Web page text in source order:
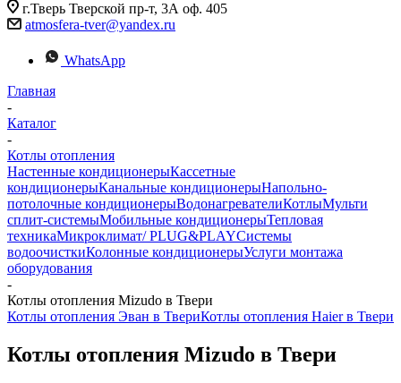
г.Тверь Тверской пр-т, 3А оф. 405
atmosfera-tver@yandex.ru
WhatsApp
Главная
-
Каталог
-
Котлы отопления
Настенные кондиционерыКассетные
кондиционерыКанальные кондиционерыНапольно-
потолочные кондиционерыВодонагревателиКотлыМульти
сплит-системыМобильные кондиционерыТепловая
техникаМикроклимат/ PLUG&PLAYСистемы
водоочисткиКолонные кондиционерыУслуги монтажа
оборудования
-
Котлы отопления Mizudo в Твери
Котлы отопления Эван в ТвериКотлы отопления Haier в Твери
Котлы отопления Mizudo в Твери